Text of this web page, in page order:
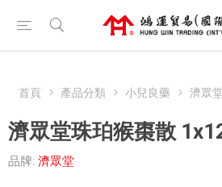
首頁 產品分類 小兒良藥 濟眾
濟眾堂珠珀猴棗散
品牌: 濟眾堂